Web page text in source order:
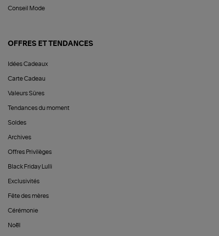
Conseil Mode
OFFRES ET TENDANCES
Idées Cadeaux
Carte Cadeau
Valeurs Sûres
Tendances du moment
Soldes
Archives
Offres Privilèges
Black Friday Lulli
Exclusivités
Fête des mères
Cérémonie
Noël